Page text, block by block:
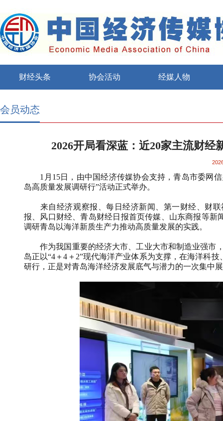
财经头条 协会活动 经媒人物
会员动态
2026开局看深蓝：近20家主流财
1月15日，由中国经济传媒协会支持，青岛市委网信
岛高质量发展调研行”活动正式举办。
来自经济观察报、每日经济新闻、第一财经、财联
报、风口财经、青岛财经日报首页传媒、山东商报等
调研青岛以海洋新质生产力推动高质量发展的实践。
作为我国重要的经济大市、工业大市和制造业强市，
岛正以“4＋4＋2”现代海洋产业体系为支撑，在海洋科
研行，正是对青岛海洋经济发展底气与潜力的一次集中